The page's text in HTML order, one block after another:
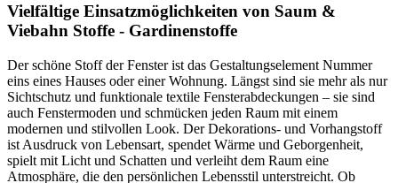
Vielfältige Einsatzmöglichkeiten von Saum &
Viebahn Stoffe - Gardinenstoffe
Der schöne Stoff der Fenster ist das Gestaltungselement Nummer
eins eines Hauses oder einer Wohnung. Längst sind sie mehr als nur
Sichtschutz und funktionale textile Fensterabdeckungen – sie sind
auch Fenstermoden und schmücken jeden Raum mit einem
modernen und stilvollen Look. Der Dekorations- und Vorhangstoff
ist Ausdruck von Lebensart, spendet Wärme und Geborgenheit,
spielt mit Licht und Schatten und verleiht dem Raum eine
Atmosphäre, die den persönlichen Lebensstil unterstreicht. Ob